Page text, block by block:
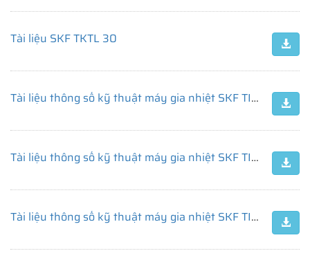
Tài liệu SKF TKTL 30
Tài liệu thông số kỹ thuật máy gia nhiệt SKF TIH 220M
Tài liệu thông số kỹ thuật máy gia nhiệt SKF TIH 100M/230V
Tài liệu thông số kỹ thuật máy gia nhiệt SKF TIH 030m/230V